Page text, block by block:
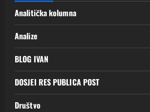
Analitička kolumna
Analize
BLOG IVAN
DOSJEI RES PUBLICA POST
Društvo